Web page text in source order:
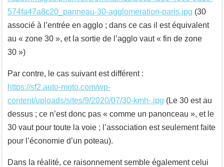
574fa47a8c20_panneau-30-agglomeration-paris.jpg (30
associé à l’entrée en agglo ; dans ce cas il est équivalent
au « zone 30 », et la sortie de l’agglo vaut « fin de zone
30 »)
Par contre, le cas suivant est différent :
https://sf2.auto-moto.com/wp-
content/uploads/sites/9/2020/07/30-kmh-.jpg (Le 30 est au
dessus ; ce n’est donc pas « comme un panonceau », et le
30 vaut pour toute la voie ; l’association est seulement faite
pour l’économie d’un poteau).
Dans la réalité, ce raisonnement semble également celui